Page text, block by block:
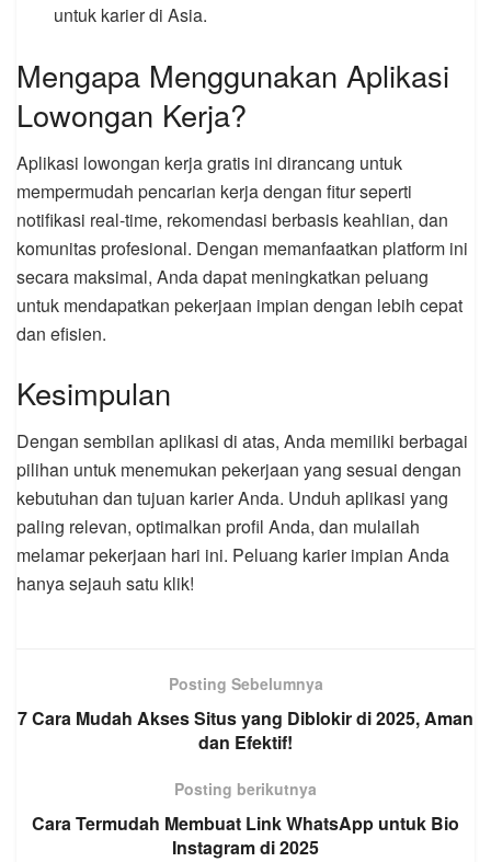
untuk karier di Asia.
Mengapa Menggunakan Aplikasi
Lowongan Kerja?
Aplikasi lowongan kerja gratis ini dirancang untuk
mempermudah pencarian kerja dengan fitur seperti
notifikasi real-time, rekomendasi berbasis keahlian, dan
komunitas profesional. Dengan memanfaatkan platform ini
secara maksimal, Anda dapat meningkatkan peluang
untuk mendapatkan pekerjaan impian dengan lebih cepat
dan efisien.
Kesimpulan
Dengan sembilan aplikasi di atas, Anda memiliki berbagai
pilihan untuk menemukan pekerjaan yang sesuai dengan
kebutuhan dan tujuan karier Anda. Unduh aplikasi yang
paling relevan, optimalkan profil Anda, dan mulailah
melamar pekerjaan hari ini. Peluang karier impian Anda
hanya sejauh satu klik!
Posting Sebelumnya
7 Cara Mudah Akses Situs yang Diblokir di 2025, Aman
dan Efektif!
Posting berikutnya
Cara Termudah Membuat Link WhatsApp untuk Bio
Instagram di 2025